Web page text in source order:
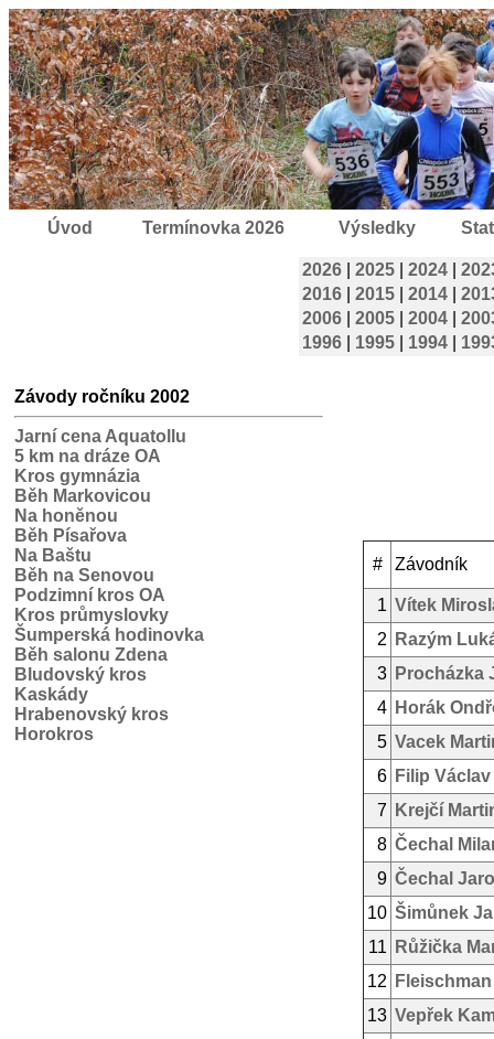
Úvod Termínovka 2026 Výsledky
2026 2025 2024
2016
2015 2014
2006
2005 2004
1996
1995 1994
Závody ročníku 2002
Jarní cena Aquatollu
5 km na dráze OA
Kros gymnázia
Běh Markovicou
Na honěnou
Běh Písařova
Na Baštu
Běh na Senovou
Podzimní kros OA
Kros průmyslovky
Šumperská hodinovka
Běh salonu Zdena
Bludovský kros
Kaskády
Hrabenovský kros
Horokros
# Závodník
1 Vítek
2
Razým
3 Procházka
4 Horák
5 Vacek
6 Filip Václav
7
Krejčí
8 Čechal
9 Čechal
10 Šimůnek
11
Růžička
12
13 Vepřek